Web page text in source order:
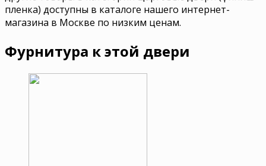
пленка) доступны в каталоге нашего интернет-
магазина в Москве по низким ценам.
Фурнитура к этой двери